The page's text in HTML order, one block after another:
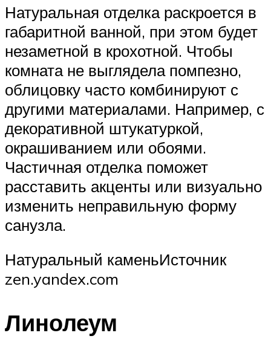
Натуральная отделка раскроется в
габаритной ванной, при этом будет
незаметной в крохотной. Чтобы
комната не выглядела помпезно,
облицовку часто комбинируют с
другими материалами. Например, с
декоративной штукатуркой,
окрашиванием или обоями.
Частичная отделка поможет
расставить акценты или визуально
изменить неправильную форму
санузла.
Натуральный каменьИсточник
zen.yandex.com
Линолеум